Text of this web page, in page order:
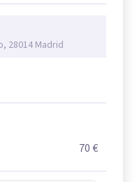
28014 Madrid
70 €